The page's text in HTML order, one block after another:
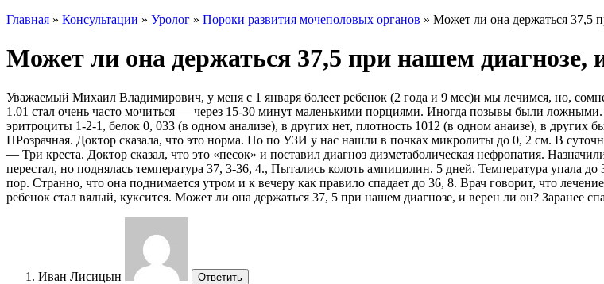
Главная » Консультации » Уролог » Пороки развития мочеполовых органов » Может ли она держаться 37,5
Может ли она держаться 37,5 при нашем диагнозе,
Уважаемый Михаил Владимирович, у меня с 1 января болеет ребенок (2 года и 9 мес)и мы лечимся, но,
1.01 стал очень часто мочиться — через 15-30 минут маленькими порциями. Иногда позывы были
эритроциты 1-2-1, белок 0, 033 (в одном анализе), в других нет, плотность 1012 (в одном анаизе), в других
ПРозрачная. Доктор сказала, что это норма. Но по УЗИ у нас нашли в почках микролиты до 0, 2 см. В
— Три креста. Доктор сказал, что это «песок» и поставил диагноз дизметаболическая нефропатия.
перестал, но поднялась температура 37, 3-36, 4., Пытались колоть ампицилин. 5 дней. Температура упала
пор. Странно, что она поднимается утром и к вечеру как правило спадает до 36, 8. Врач говорит, что
ребенок стал вялый, куксится. Может ли она держаться 37, 5 при нашем диагнозе, и верен ли он? Заранее
Иван Лисицын Ответить